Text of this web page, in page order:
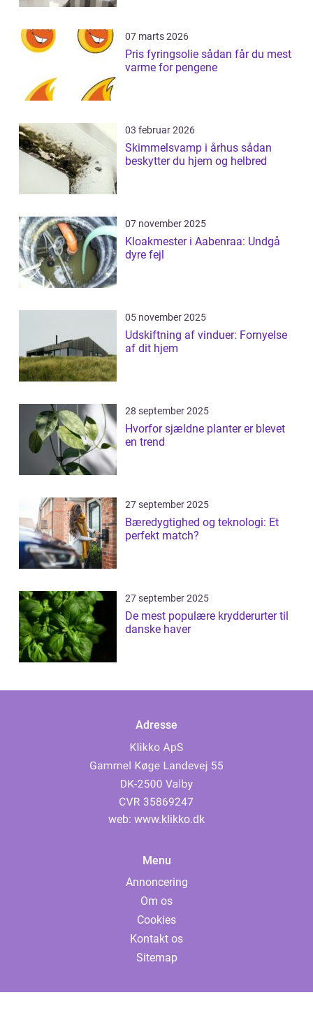
07 marts 2026
Pris fyringsolie sådan får du mest
varme for pengene
03 februar 2026
Skimmelsvamp i århus sådan
beskytter du hjem og helbred
07 november 2025
Kloakmester i Aabenraa: Undgå
dyre fejl
05 november 2025
Udskiftning af vinduer: Fornyelse
af dit hjem
28 september 2025
Hvorfor sjældne planter er blevet
en trend
27 september 2025
Bæredygtighed og teknologi: Et
perfekt match?
27 september 2025
De mest populære krydderurter til
danske haver
Adresse
web: www.klikko.dk
Menu
Annoncering
Om os
Cookies
Kontakt os
Sitemap